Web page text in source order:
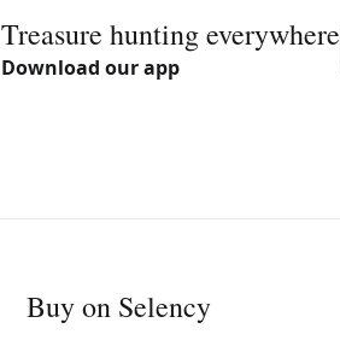
Treasure hunting everywhere
Download our app
Buy on Selency